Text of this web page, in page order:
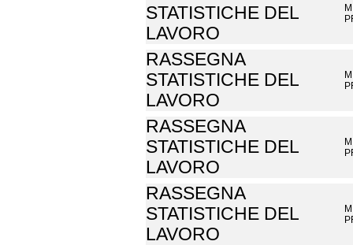
STATISTICHE DEL
LAVORO
RASSEGNA
STATISTICHE DEL
LAVORO
RASSEGNA
STATISTICHE DEL
LAVORO
RASSEGNA
STATISTICHE DEL
LAVORO